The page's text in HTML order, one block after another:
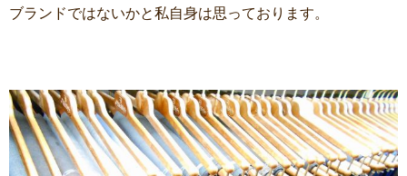
ブランドではないかと私自身は思っております。